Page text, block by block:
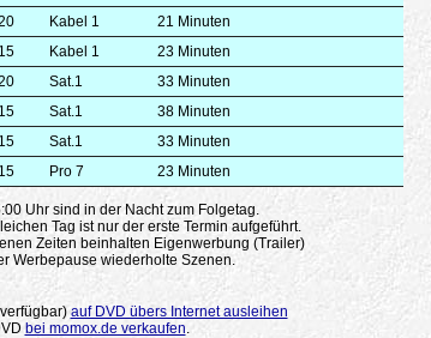
Kabel 1
21 Minuten
Kabel 1
23 Minuten
Sat.1
33 Minuten
Sat.1
38 Minuten
Sat.1
33 Minuten
Pro 7 23 Minuten
Uhr sind in der Nacht zum Folgetag.
Tag ist nur der erste Termin aufgeführt.
Zeiten beinhalten Eigenwerbung (Trailer)
Werbepause wiederholte Szenen.
auf DVD übers Internet ausleihen
bei momox.de verkaufen.